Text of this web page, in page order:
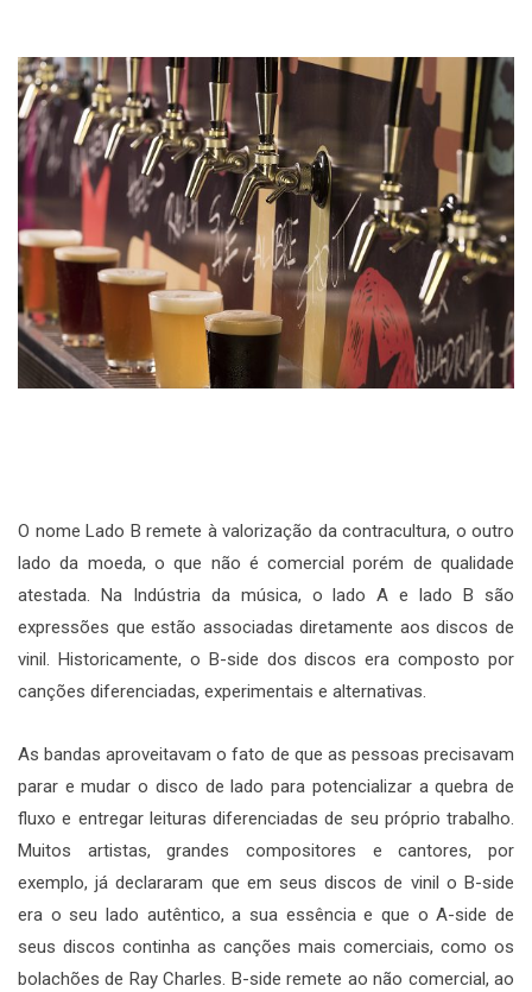
O nome Lado B remete à valorização da contracultura, o outro
lado da moeda, o que não é comercial porém de qualidade
atestada. Na Indústria da música, o lado A e lado B são
expressões que estão associadas diretamente aos discos de
vinil. Historicamente, o B-side dos discos era composto por
canções diferenciadas, experimentais e alternativas.
As bandas aproveitavam o fato de que as pessoas precisavam
parar e mudar o disco de lado para potencializar a quebra de
fluxo e entregar leituras diferenciadas de seu próprio trabalho.
Muitos artistas, grandes compositores e cantores, por
exemplo, já declararam que em seus discos de vinil o B-side
era o seu lado autêntico, a sua essência e que o A-side de
seus discos continha as canções mais comerciais, como os
bolachões de Ray Charles. B-side remete ao não comercial, ao